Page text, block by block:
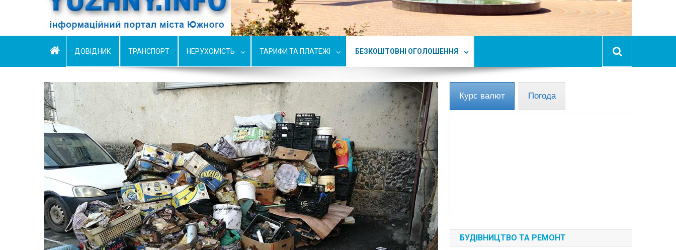
ДОВІДНИК ТРАНСПОРТ НЕРУХОМІСТЬ ТАРИФИ ТА ПЛАТЕЖІ БЕЗКОШТОВНІ ОГОЛОШЕННЯ
Курс валют Погода
БУДІВНИЦТВО ТА РЕМОНТ